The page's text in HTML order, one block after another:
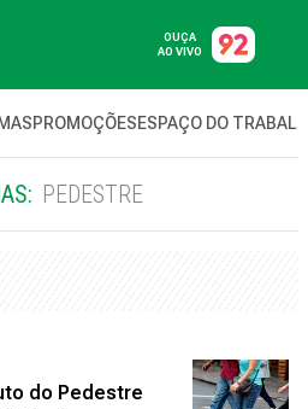
OUÇA
AO VIVO
PROMOÇÕESESPAÇO DO
PEDESTRE
do Pedestre